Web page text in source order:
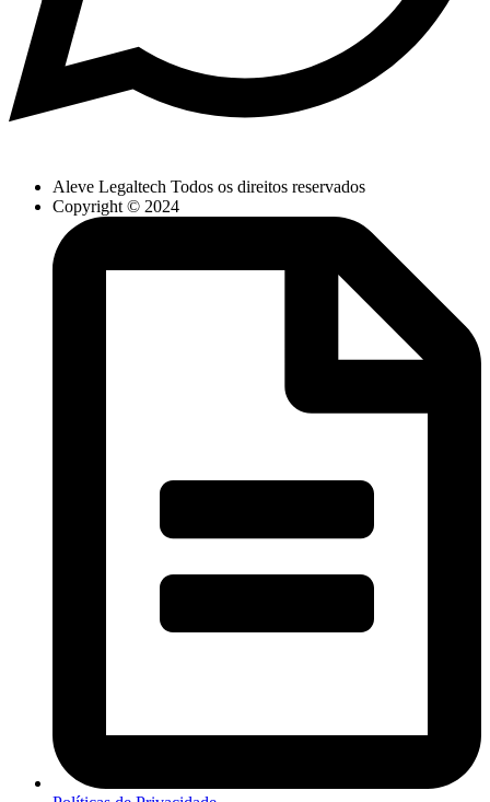
Aleve Legaltech Todos os direitos reservados
Copyright © 2024